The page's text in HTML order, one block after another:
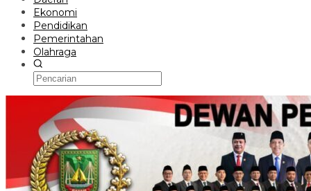
Ekonomi
Pendidikan
Pemerintahan
Olahraga